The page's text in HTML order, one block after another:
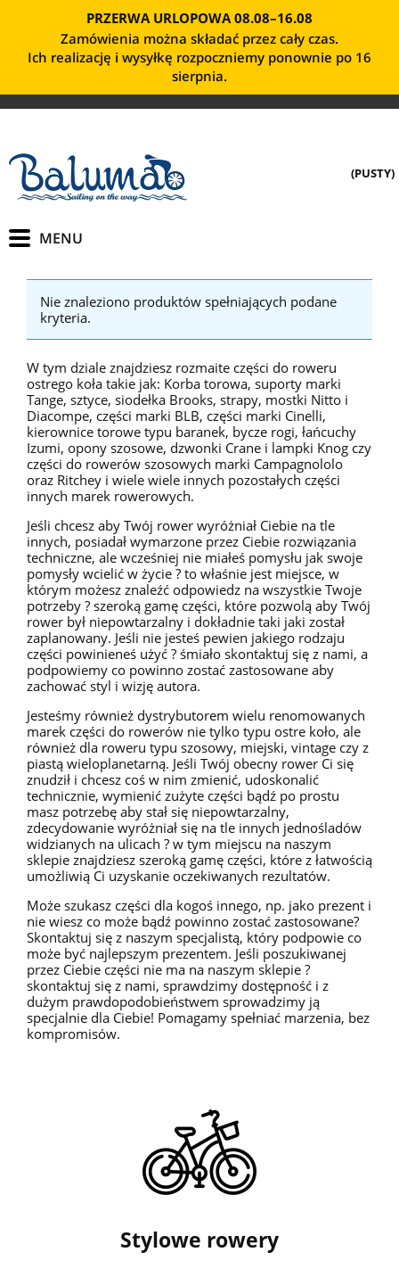
PRZERWA URLOPOWA 08.08–16.08
Zamówienia można składać przez cały czas.
Ich realizację i wysyłkę rozpoczniemy ponownie po 16
sierpnia.
(PUSTY)
Nie znaleziono produktów spełniających podane
kryteria.
W tym dziale znajdziesz rozmaite części do roweru
ostrego koła takie jak: Korba torowa, suporty marki
Tange, sztyce, siodełka Brooks, strapy, mostki Nitto i
Diacompe, części marki BLB, części marki Cinelli,
kierownice torowe typu baranek, bycze rogi, łańcuchy
Izumi, opony szosowe, dzwonki Crane i lampki Knog czy
części do rowerów szosowych marki Campagnololo
oraz Ritchey i wiele wiele innych pozostałych części
innych marek rowerowych.
Jeśli chcesz aby Twój rower wyróżniał Ciebie na tle
innych, posiadał wymarzone przez Ciebie rozwiązania
techniczne, ale wcześniej nie miałeś pomysłu jak swoje
pomysły wcielić w życie ? to właśnie jest miejsce, w
którym możesz znaleźć odpowiedz na wszystkie Twoje
potrzeby ? szeroką gamę części, które pozwolą aby Twój
rower był niepowtarzalny i dokładnie taki jaki został
zaplanowany. Jeśli nie jesteś pewien jakiego rodzaju
części powinieneś użyć ? śmiało skontaktuj się z nami, a
podpowiemy co powinno zostać zastosowane aby
zachować styl i wizję autora.
Jesteśmy również dystrybutorem wielu renomowanych
marek części do rowerów nie tylko typu ostre koło, ale
również dla roweru typu szosowy, miejski, vintage czy z
piastą wieloplanetarną. Jeśli Twój obecny rower Ci się
znudził i chcesz coś w nim zmienić, udoskonalić
technicznie, wymienić zużyte części bądź po prostu
masz potrzebę aby stał się niepowtarzalny,
zdecydowanie wyróżniał się na tle innych jednośladów
widzianych na ulicach ? w tym miejscu na naszym
sklepie znajdziesz szeroką gamę części, które z łatwością
umożliwią Ci uzyskanie oczekiwanych rezultatów.
Może szukasz części dla kogoś innego, np. jako prezent i
nie wiesz co może bądź powinno zostać zastosowane?
Skontaktuj się z naszym specjalistą, który podpowie co
może być najlepszym prezentem. Jeśli poszukiwanej
przez Ciebie części nie ma na naszym sklepie ?
skontaktuj się z nami, sprawdzimy dostępność i z
dużym prawdopodobieństwem sprowadzimy ją
specjalnie dla Ciebie! Pomagamy spełniać marzenia, bez
kompromisów.
Stylowe rowery